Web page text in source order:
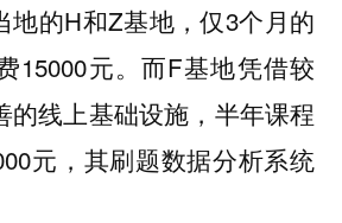
地的H和Z基地，仅3个月的
15000元。而F基地凭借较
的线上基础设施，半年课程
元，其刷题数据分析系统